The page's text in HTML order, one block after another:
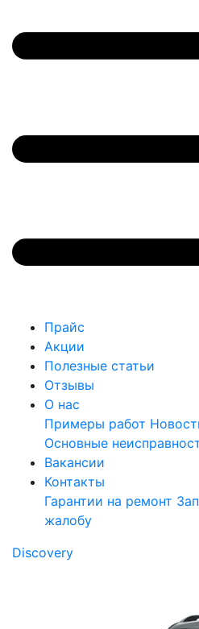
Прайс
Акции
Полезные статьи
Отзывы
О нас
Примеры работ
Основные
Вакансии
Контакты
Гарантии на ремонт
жалобу
Discovery